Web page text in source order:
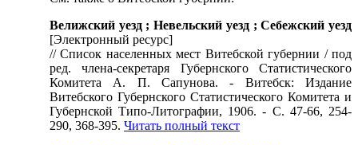
Велижский уезд ; Невельский уезд ; Себежский уезд
[Электронный ресурс]
// Список населенных мест Витебской губернии / под
ред. члена-секретаря Губернского Статистического
Комитета А. П. Сапунова. - Витебск: Издание
Витебского Губернского Статистического Комитета и
Губернской Типо-Литографии, 1906. - С. 47-66, 254-
290, 368-395. Читать полный текст